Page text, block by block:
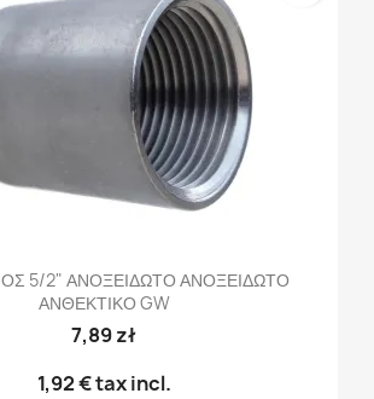
5/2" ΑΝΟΞΕΙΔΩΤΟ ΑΝΟΞΕΙΔΩΤΟ
ΑΝΘΕΚΤΙΚΟ GW
7,89 zł
1,92 €tax incl.